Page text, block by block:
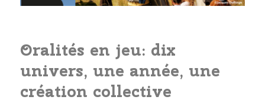
Actualités
Oralités en jeu: dix
univers, une année, une
création collective